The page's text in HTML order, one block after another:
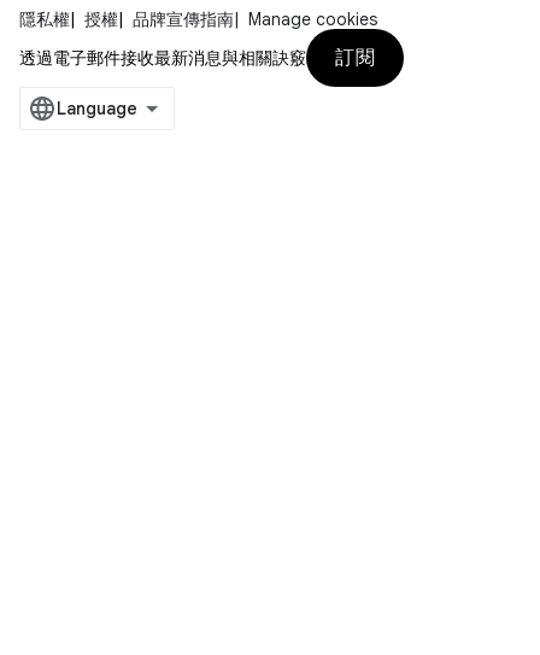
隱私權 授權 品牌宣傳指南
Manage cookies
透過電子郵件接收最新消息與相關訣竅
訂閱